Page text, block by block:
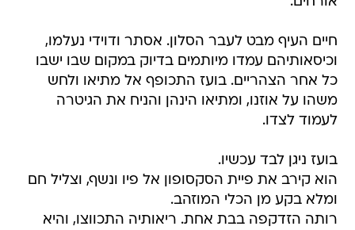
חיים העיף מבט לעבר הסלון. אסתר ודוידי נעלמו,
וכיסאותיהם עמדו מיותמים בדיוק במקום שבו ישבו
כל אחר הצהריים. בועז התכופף אל מתיאו ולחש
משהו על אוזנו, ומתיאו הינהן והניח את הגיטרה
לעמוד לצדו.
בועז ניגן לבד עכשיו.
הוא קירב את פיית הסקסופון אל פיו ונשף, וצליל חם
ומלא בקע מן הכלי המוזהב.
רותה הזדקפה בבת אחת. ריאותיה התכווצו, והיא